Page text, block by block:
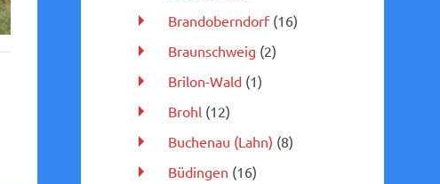
Brandoberndorf(16)
Braunschweig (2)
Brilon-Wald(1)
Brohl(12)
Buchenau (Lahn) (8)
Büdingen (16)